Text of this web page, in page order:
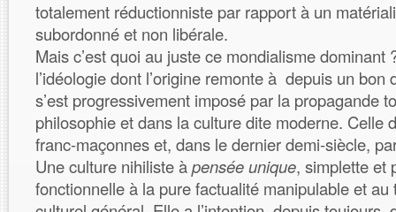
totalement réductionniste par rapport à un
subordonné et non libérale.
Mais c’est quoi au juste ce mondialisme dominant
l’idéologie dont l’origine remonte à depuis un bon
s’est progressivement imposé par la propagande
philosophie et dans la culture dite moderne. Celle
franc-maçonnes et, dans le dernier demi-siècle,
Une culture nihiliste àpensée unique, simplette et
fonctionnelle à la pure factualité manipulable et au